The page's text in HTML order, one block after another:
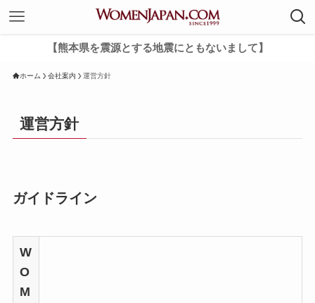
【熊本県を震源とする地震にともないまして】
ホーム 会社案内 運営方針
運営方針
ガイドライン
W
O
M